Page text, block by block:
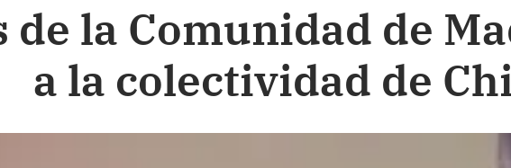
de la Comunidad de
a la colectividad de